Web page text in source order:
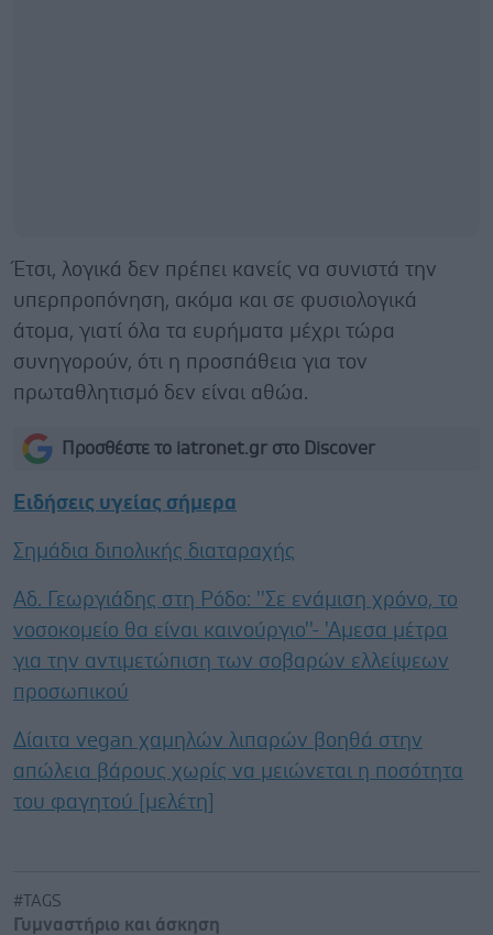
Έτσι, λογικά δεν πρέπει κανείς να συνιστά την
υπερπροπόνηση, ακόμα και σε φυσιολογικά
άτομα, γιατί όλα τα ευρήματα μέχρι τώρα
συνηγορούν, ότι η προσπάθεια για τον
πρωταθλητισμό δεν είναι αθώα.
Προσθέστε το iatronet.gr στο Discover
Ειδήσεις υγείας σήμερα
Σημάδια διπολικής διαταραχής
Αδ. Γεωργιάδης στη Ρόδο: ''Σε ενάμιση χρόνο, το
νοσοκομείο θα είναι καινούργιο''- 'Αμεσα μέτρα
για την αντιμετώπιση των σοβαρών ελλείψεων
προσωπικού
Δίαιτα vegan χαμηλών λιπαρών βοηθά στην
απώλεια βάρους χωρίς να μειώνεται η ποσότητα
του φαγητού [μελέτη]
#TAGS
Γυμναστήριο και άσκηση